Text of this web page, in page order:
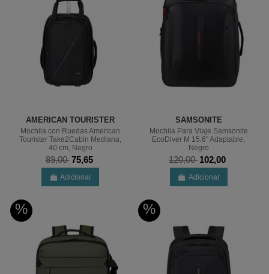
AMERICAN TOURISTER
Mochila con Ruedas American
Tourister Take2Cabin Mediana,
40 cm, Negro
89,00 75,65
Adicionar
SAMSONITE
Mochila Para Viaje Samsonite
EcoDiver M 15.6" Adaptable,
Negro
120,00 102,00
Adicionar
% %